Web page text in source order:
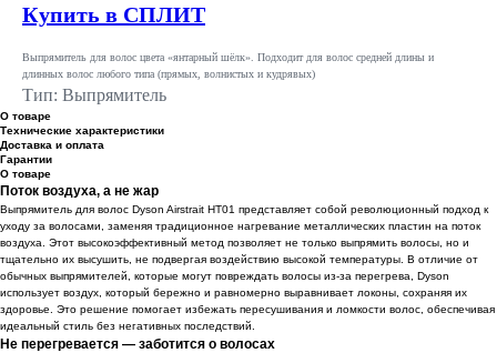
Купить в СПЛИТ
Выпрямитель для волос цвета «янтарный шёлк». Подходит для волос средней длины и
длинных волос любого типа (прямых, волнистых и кудрявых)
Тип: Выпрямитель
О товаре
Технические характеристики
Доставка и оплата
Гарантии
О товаре
Поток воздуха, а не жар
Выпрямитель для волос Dyson Airstrait HT01 представляет собой революционный подход к
уходу за волосами, заменяя традиционное нагревание металлических пластин на поток
воздуха. Этот высокоэффективный метод позволяет не только выпрямить волосы, но и
тщательно их высушить, не подвергая воздействию высокой температуры. В отличие от
обычных выпрямителей, которые могут повреждать волосы из-за перегрева, Dyson
использует воздух, который бережно и равномерно выравнивает локоны, сохраняя их
здоровье. Это решение помогает избежать пересушивания и ломкости волос, обеспечивая
идеальный стиль без негативных последствий.
Не перегревается — заботится о волосах